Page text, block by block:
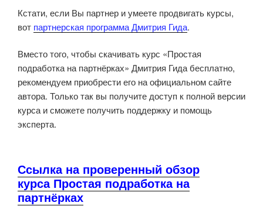
Кстати, если Вы партнер и умеете продвигать курсы,
вот партнерская программа Дмитрия Гида.
Вместо того, чтобы скачивать курс «Простая
подработка на партнёрках» Дмитрия Гида бесплатно,
рекомендуем приобрести его на официальном сайте
автора. Только так вы получите доступ к полной версии
курса и сможете получить поддержку и помощь
эксперта.
Ссылка на проверенный обзор
курса Простая подработка на
партнёрках